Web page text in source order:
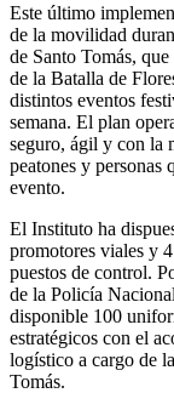
Este último
de la movilidad
de Santo Tomás,
de la Batalla de
distintos eventos
semana. El plan
seguro, ágil y con la
peatones y personas
evento.
El Instituto ha
promotores viales y
puestos de control.
de la Policía
disponible 100
estratégicos con el
logístico a cargo de
Tomás.